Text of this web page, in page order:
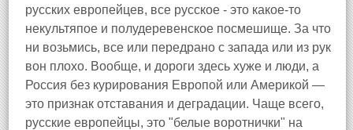
русских европейцев, все русское - это какое-то
некультяпое и полудеревенское посмешище. За что
ни возьмись, все или передрано с запада или из рук
вон плохо. Вообще, и дороги здесь хуже и люди, а
Россия без курирования Европой или Америкой —
это признак отставания и деградации. Чаще всего,
русские европейцы, это "белые воротнички" на